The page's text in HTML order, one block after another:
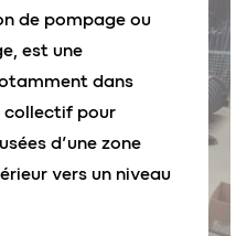
de pompage ou
est une
dans
collectif pour
d’une zone
vers un niveau